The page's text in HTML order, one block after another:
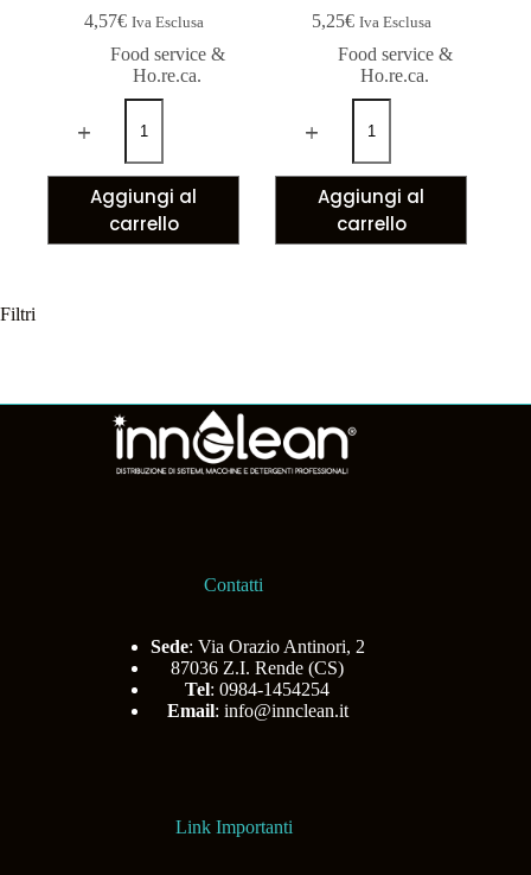
4,57€ Iva Esclusa
Food service &
Ho.re.ca.
Aggiungi al
carrello
5,25€ Iva Esclusa
Food service &
Ho.re.ca.
Aggiungi al
carrello
Filtri
Contatti
Sede: Via Orazio Antinori, 2
87036 Z.I. Rende (CS)
Tel: 0984-1454254
Email: info@innclean.it
Link Importanti